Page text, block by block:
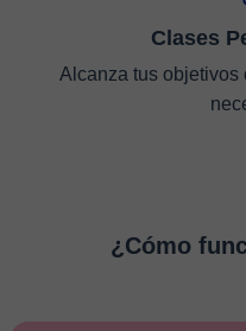
Clases
Alcanza tus objetivos
¿Cómo